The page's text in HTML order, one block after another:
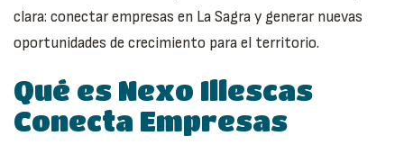
clara: conectar empresas en La Sagra y generar nuevas
oportunidades de crecimiento para el territorio.
Qué es Nexo Illescas
Conecta Empresas